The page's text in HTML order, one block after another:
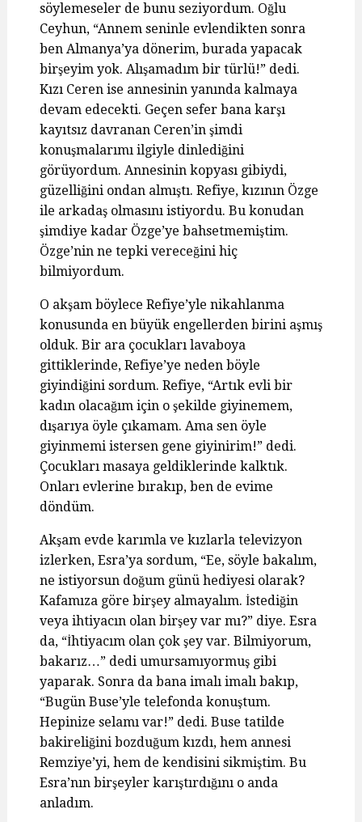
söylemeseler de bunu seziyordum. Oğlu
Ceyhun, “Annem seninle evlendikten sonra
ben Almanya’ya dönerim, burada yapacak
birşeyim yok. Alışamadım bir türlü!” dedi.
Kızı Ceren ise annesinin yanında kalmaya
devam edecekti. Geçen sefer bana karşı
kayıtsız davranan Ceren’in şimdi
konuşmalarımı ilgiyle dinlediğini
görüyordum. Annesinin kopyası gibiydi,
güzelliğini ondan almıştı. Refiye, kızının Özge
ile arkadaş olmasını istiyordu. Bu konudan
şimdiye kadar Özge’ye bahsetmemiştim.
Özge’nin ne tepki vereceğini hiç
bilmiyordum.
O akşam böylece Refiye’yle nikahlanma
konusunda en büyük engellerden birini aşmış
olduk. Bir ara çocukları lavaboya
gittiklerinde, Refiye’ye neden böyle
giyindiğini sordum. Refiye, “Artık evli bir
kadın olacağım için o şekilde giyinemem,
dışarıya öyle çıkamam. Ama sen öyle
giyinmemi istersen gene giyinirim!” dedi.
Çocukları masaya geldiklerinde kalktık.
Onları evlerine bırakıp, ben de evime
döndüm.
Akşam evde karımla ve kızlarla televizyon
izlerken, Esra’ya sordum, “Ee, söyle bakalım,
ne istiyorsun doğum günü hediyesi olarak?
Kafamıza göre birşey almayalım. İstediğin
veya ihtiyacın olan birşey var mı?” diye. Esra
da, “İhtiyacım olan çok şey var. Bilmiyorum,
bakarız…” dedi umursamıyormuş gibi
yaparak. Sonra da bana imalı imalı bakıp,
“Bugün Buse’yle telefonda konuştum.
Hepinize selamı var!” dedi. Buse tatilde
bakireliğini bozduğum kızdı, hem annesi
Remziye’yi, hem de kendisini sikmiştim. Bu
Esra’nın birşeyler karıştırdığını o anda
anladım.